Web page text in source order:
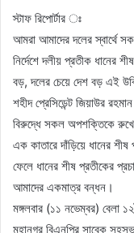
স্টাফ রিপোর্টার ঃ
আমরা আমাদের দলের স্বার্থে
নির্দেশে দলীয় প্রতীক ধানের
বড়, দলের চেয়ে দেশ বড় এই
শহীদ প্রেসিডেন্ট জিয়াউর
বিরুদ্ধে সকল অপশক্তিকে রুখে
এক কাতারে দাঁড়িয়ে ধানের
ফেলে ধানের শীষ প্রতীকের
আমাদের একমাত্র বন্ধন।
মঙ্গলবার (১১ নভেম্বর) বেলা
মহানগর বিএনপির সাবেক